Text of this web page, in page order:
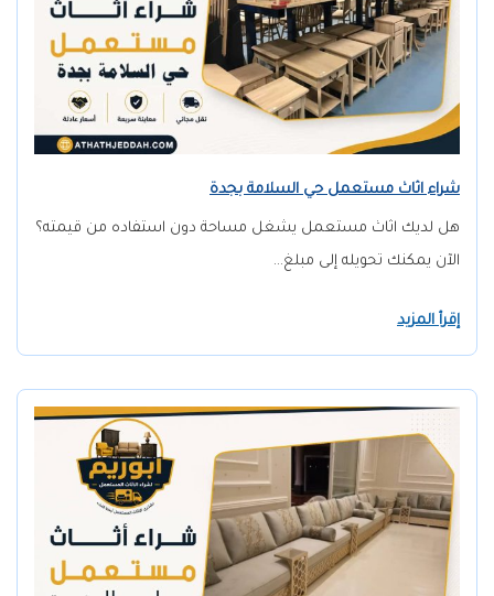
شراء اثاث مستعمل حي السلامة بجدة
هل لديك اثاث مستعمل يشغل مساحة دون استفاده من قيمته؟
الآن يمكنك تحويله إلى مبلغ…
إقرأ المزيد